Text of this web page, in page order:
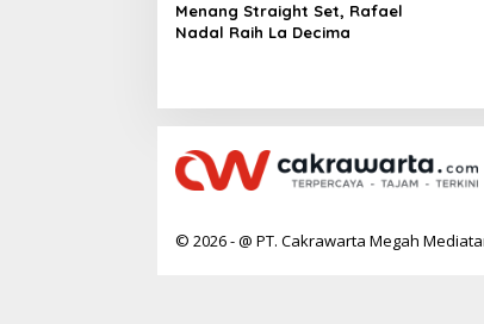
Menang Straight Set, Rafael
Nadal Raih La Decima
© 2026 - @ PT. Cakrawarta Megah